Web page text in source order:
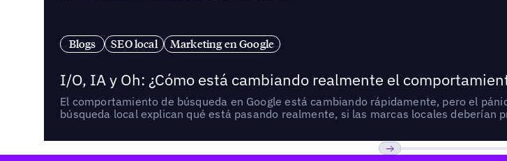
Blogs SEO local Marketing en Google
I/O, IA y Oh: ¿Cómo está cambiando realmente el
El comportamiento de búsqueda en Google está cambiando rápidamente, pero el
búsqueda local explican qué está pasando realmente, si las marcas locales deberían